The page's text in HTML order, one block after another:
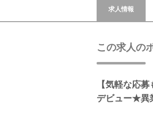
求人情報
この求人の
【気軽な応
デビュー★異